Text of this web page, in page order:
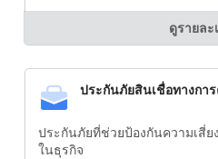
ดูรายละ
ประกันภัยสินเชื่อทางกา
ประกันภัยที่ช่วยป้องกันความเสี่ย
ในธุรกิจ